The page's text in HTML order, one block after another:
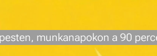
munkanapokon a 90